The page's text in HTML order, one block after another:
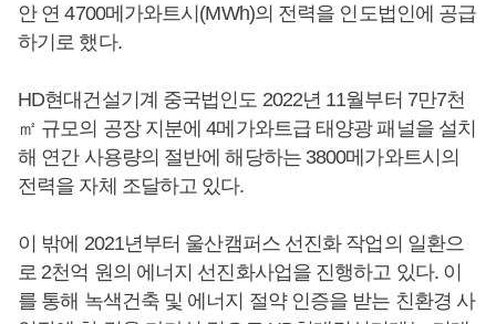
안 연 4700메가와트시(MWh)의 전력을 인도법인에 공급
하기로 했다.
HD현대건설기계 중국법인도 2022년 11월부터 7만7천
㎡ 규모의 공장 지분에 4메가와트급 태양광 패널을 설치
해 연간 사용량의 절반에 해당하는 3800메가와트시의
전력을 자체 조달하고 있다.
이 밖에 2021년부터 울산캠퍼스 선진화 작업의 일환으
로 2천억 원의 에너지 선진화사업을 진행하고 있다. 이
를 통해 녹색건축 및 에너지 절약 인증을 받는 친환경 사